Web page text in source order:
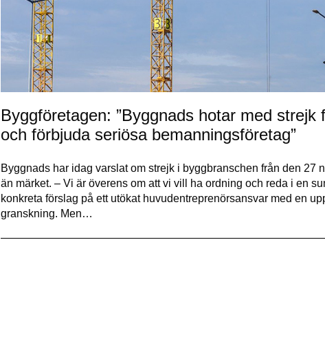
Byggföretagen: ”Byggnads hotar med
och förbjuda seriösa bemanningsföretag”
Byggnads har idag varslat om strejk i byggbranschen från den 27
än märket. – Vi är överens om att vi vill ha ordning och reda i en
konkreta förslag på ett utökat huvudentreprenörsansvar med en
granskning. Men…